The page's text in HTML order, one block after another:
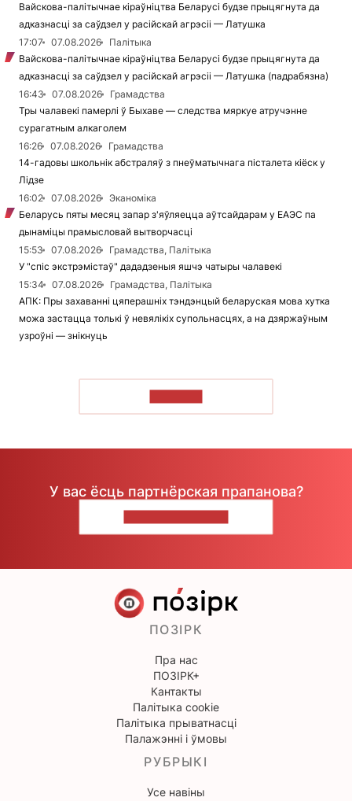
Вайскова-палітычнае кіраўніцтва Беларусі будзе прыцягнута да
адказнасці за саўдзел у расійскай агрэсіі — Латушка
17:07
07.08.2026
Палітыка
Вайскова-палітычнае кіраўніцтва Беларусі будзе прыцягнута да
адказнасці за саўдзел у расійскай агрэсіі — Латушка (падрабязна)
16:43
07.08.2026
Грамадства
Тры чалавекі памерлі ў Быхаве — следства мяркуе атручэнне
сурагатным алкаголем
16:26
07.08.2026
Грамадства
14-гадовы школьнік абстраляў з пнеўматычнага пісталета кіёск у
Лідзе
16:02
07.08.2026
Эканоміка
Беларусь пяты месяц запар з'яўляецца аўтсайдарам у ЕАЭС па
дынаміцы прамысловай вытворчасці
15:53
07.08.2026
Грамадства, Палітыка
У "спіс экстрэмістаў" дададзеныя яшчэ чатыры чалавекі
15:34
07.08.2026
Грамадства, Палітыка
АПК: Пры захаванні цяперашніх тэндэнцый беларуская мова хутка
можа застацца толькі ў невялікіх супольнасцях, а на дзяржаўным
узроўні — знікнуць
У вас ёсць партнёрская прапанова?
ПОЗІРК
Пра нас
ПОЗІРК+
Кантакты
Палітыка cookie
Палітыка прыватнасці
Палажэнні і ўмовы
РУБРЫКІ
Усе навіны